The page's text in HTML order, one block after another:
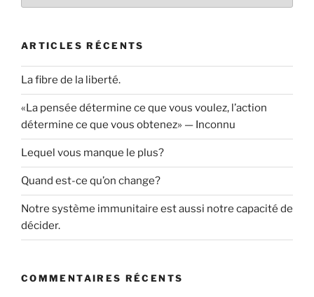
ARTICLES RÉCENTS
La fibre de la liberté.
«La pensée détermine ce que vous voulez, l’action
détermine ce que vous obtenez» — Inconnu
Lequel vous manque le plus?
Quand est-ce qu’on change?
Notre système immunitaire est aussi notre capacité de
décider.
COMMENTAIRES RÉCENTS